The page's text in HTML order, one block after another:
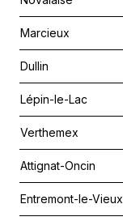
Marcieux
Dullin
Lépin-le-Lac
Verthemex
Attignat-Oncin
Entremont-le-Vieux